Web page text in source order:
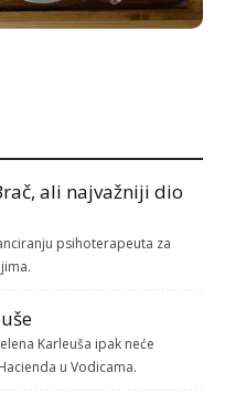
ali najvažniji dio
psihoterapeuta za
Karleuša ipak neće
u Vodicama.